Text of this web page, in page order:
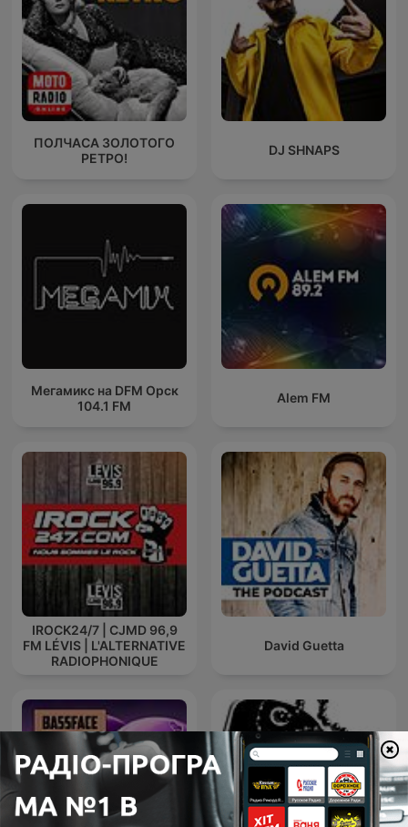
ПОЛЧАСА ЗОЛОТОГО
РЕТРО!
DJ SHNAPS
Мегамикс на DFM Орск
104.1 FM
Alem FM
IROCK24/7 | CJMD 96,9
FM LÉVIS | L'ALTERNATIVE
RADIOPHONIQUE
David Guetta